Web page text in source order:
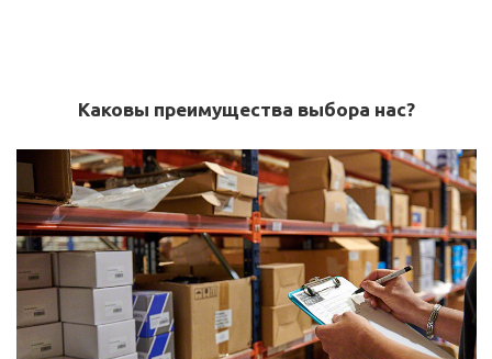
Каковы преимущества выбора нас?